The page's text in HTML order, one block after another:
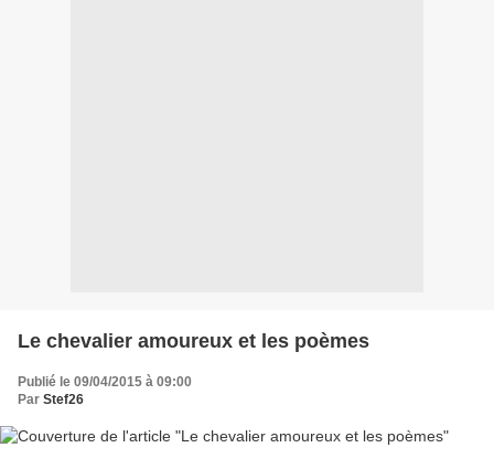
Le chevalier amoureux et les poèmes
Publié le 09/04/2015 à 09:00
Par Stef26